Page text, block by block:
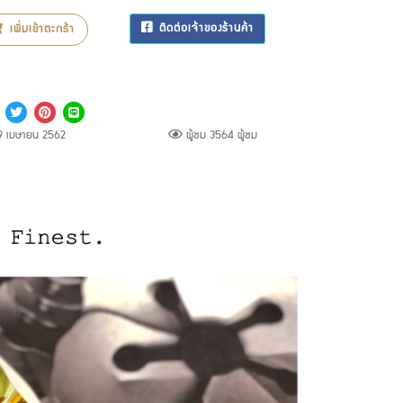
เพิ่มเข้าตะกร้า ติดต่อเจ้าของร้านค้า
มษายน 2562 ผู้ชม 3564 ผู้ชม